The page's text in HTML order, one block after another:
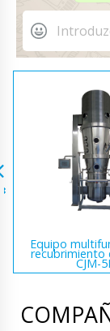
Equipo
recubrimiento
CJM-